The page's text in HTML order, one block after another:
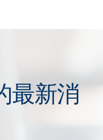
最新消